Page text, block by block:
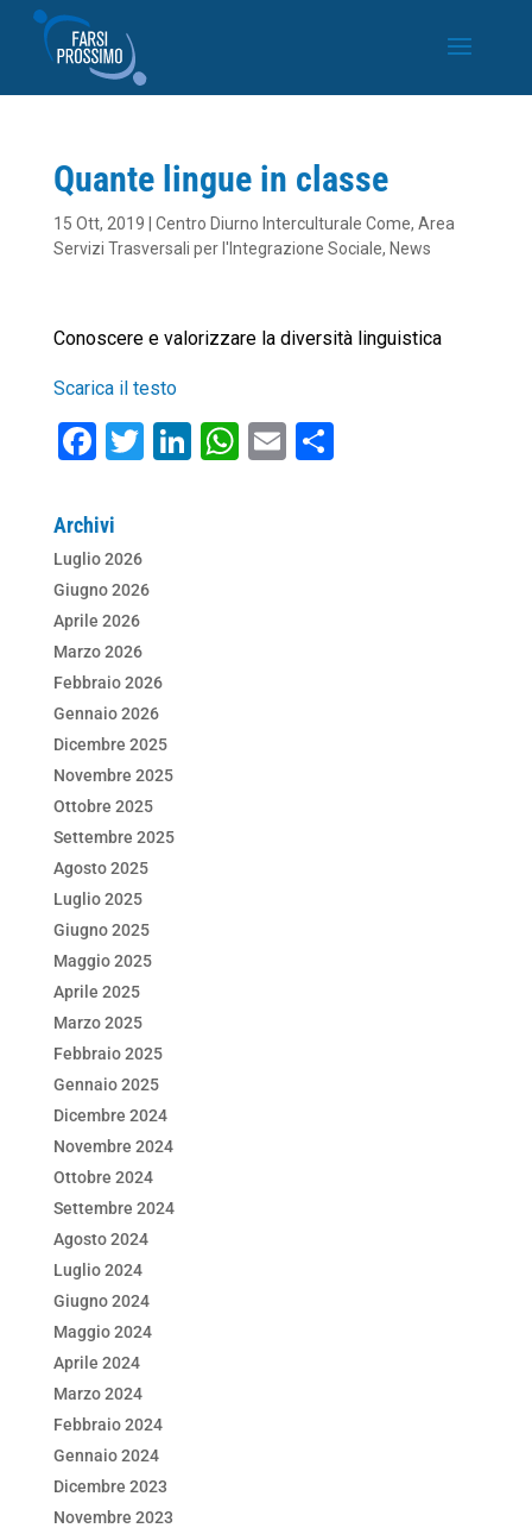
Quante lingue in classe
15 Ott, 2019 Centro Diurno Interculturale Come, Area
Servizi Trasversali per l'Integrazione Sociale, News
Conoscere e valorizzare la diversità linguistica
Scarica il testo
F
c
e
b
o
o
k
T Li W E C
Archivi
Luglio 2026
Giugno 2026
Aprile 2026
Marzo 2026
Febbraio 2026
Gennaio 2026
Dicembre 2025
Novembre 2025
Ottobre 2025
Settembre 2025
Agosto 2025
Luglio 2025
Giugno 2025
Maggio 2025
Aprile 2025
Marzo 2025
Febbraio 2025
Gennaio 2025
Dicembre 2024
Novembre 2024
Ottobre 2024
Settembre 2024
Agosto 2024
Luglio 2024
Giugno 2024
Maggio 2024
Aprile 2024
Marzo 2024
Febbraio 2024
Gennaio 2024
Dicembre 2023
Novembre 2023